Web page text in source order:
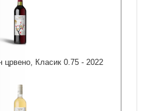
Класик 0.75 - 2022